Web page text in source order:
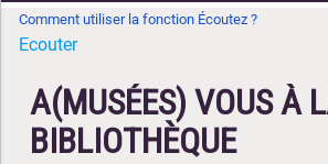
Comment utiliser la fonction Écoutez ?
Ecouter
A(MUSÉES) VOUS À
BIBLIOTHÈQUE